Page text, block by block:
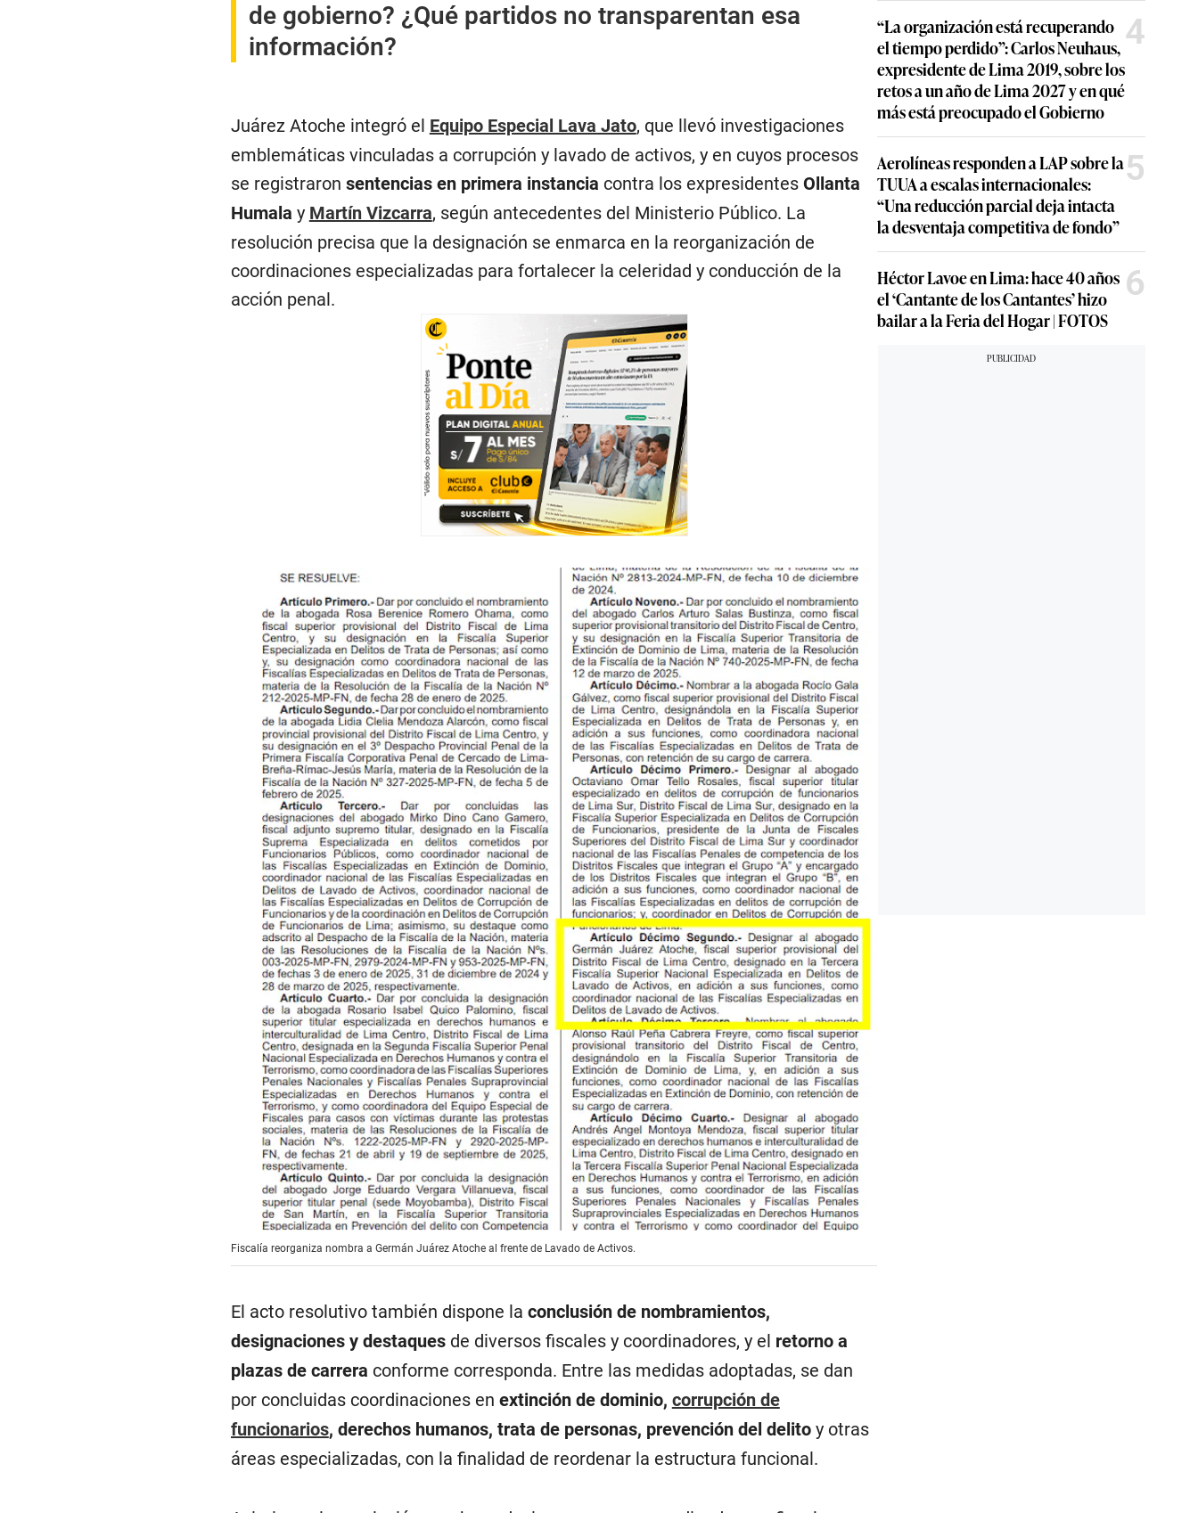
de gobierno? ¿Qué partidos no transparentan esa
información?
Juárez Atoche integró el Equipo Especial Lava Jato, que llevó investigaciones
emblemáticas vinculadas a corrupción y lavado de activos, y en cuyos procesos
se registraron sentencias en primera instancia contra los expresidentes Ollanta
Humala y Martín Vizcarra, según antecedentes del Ministerio Público. La
resolución precisa que la designación se enmarca en la reorganización de
coordinaciones especializadas para fortalecer la celeridad y conducción de la
acción penal.
Fiscalía reorganiza nombra a Germán Juárez Atoche al frente de Lavado de Activos.
El acto resolutivo también dispone la conclusión de nombramientos,
designaciones y destaquesde diversos fiscales y coordinadores, y el retorno a
plazas de carrera conforme corresponda. Entre las medidas adoptadas, se dan
por concluidas coordinaciones en extinción de dominio, corrupción de
funcionarios, derechos humanos, trata de personas, prevención del delitoy otras
áreas especializadas, con la finalidad de reordenar la estructura funcional.
“La organización está recuperando
el tiempo perdido”: Carlos Neuhaus,
expresidente de Lima 2019, sobre los
retos a un año de Lima 2027 y en qué
más está preocupado el Gobierno
4
Aerolíneas responden a LAP sobre la
TUUA a escalas internacionales:
“Una reducción parcial deja intacta
la desventaja competitiva de fondo”
5
Héctor Lavoe en Lima: hace 40 años
el ‘Cantante de los Cantantes’ hizo
bailar a la Feria del Hogar | FOTOS
6